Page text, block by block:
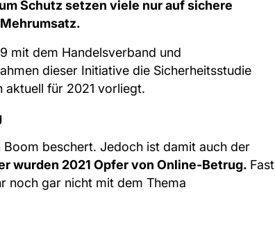
Schutz setzen viele nur auf sichere
mit dem Handelsverband und
dieser Initiative die Sicherheitsstudie
aktuell für 2021 vorliegt.
beschert. Jedoch ist damit auch der
wurden 2021 Opfer von Online-Betrug. Fast
noch gar nicht mit dem Thema